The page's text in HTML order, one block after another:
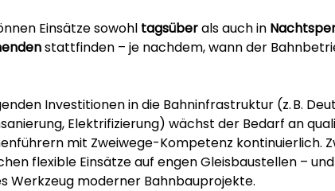
Einsätze sowohl tagsüber als auch in
stattfinden – je nachdem, wann der
Investitionen in die Bahninfrastruktur (z. B.
Elektrifizierung) wächst der Bedarf an
mit Zweiwege-Kompetenz kontinuierlich.
flexible Einsätze auf engen Gleisbaustellen –
Werkzeug moderner Bahnbauprojekte.